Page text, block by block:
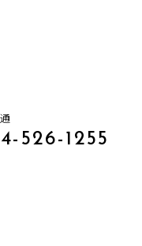
526-1255